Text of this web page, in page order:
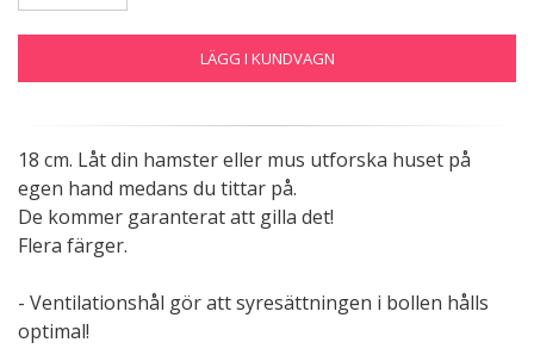
LÄGG I KUNDVAGN
18 cm. Låt din hamster eller mus utforska huset på
egen hand medans du tittar på.
De kommer garanterat att gilla det!
Flera färger.
- Ventilationshål gör att syresättningen i bollen hålls
optimal!